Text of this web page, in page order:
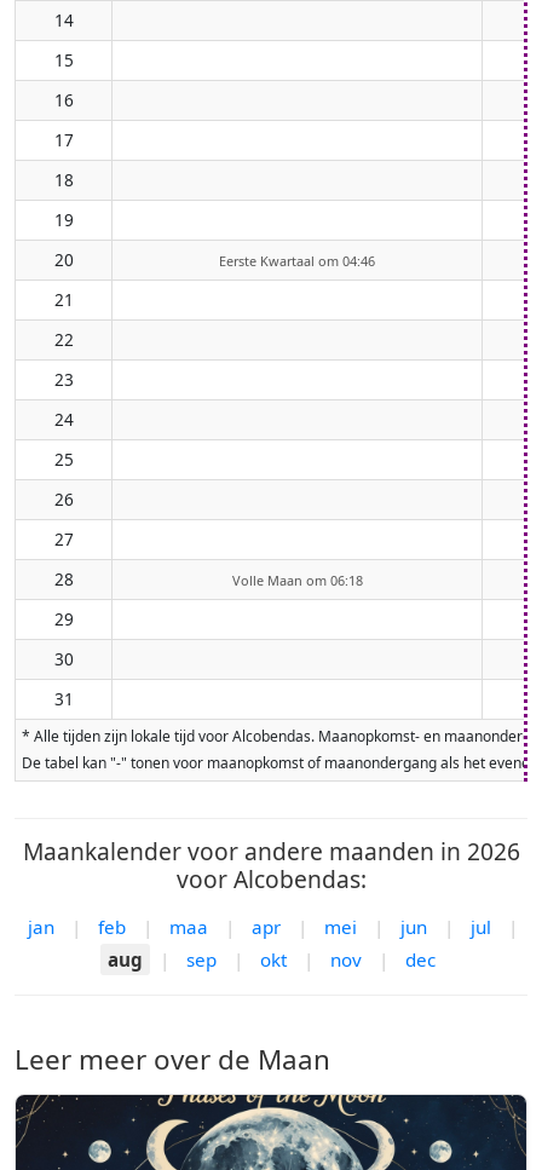
14
15
16
17
18
19
20
Eerste Kwartaal om 04:46
21
22
23
24
25
26
27
28
Volle Maan om 06:18
29
30
31
* Alle tijden zijn lokale tijd voor Alcobendas. Maanopkomst- en
De tabel kan "-" tonen voor maanopkomst of maanondergang als het
Maankalender voor andere maanden in 2026
voor Alcobendas:
jan | feb | maa | apr | mei | jun | jul
|
aug
| sep | okt | nov | dec
Leer meer over de Maan